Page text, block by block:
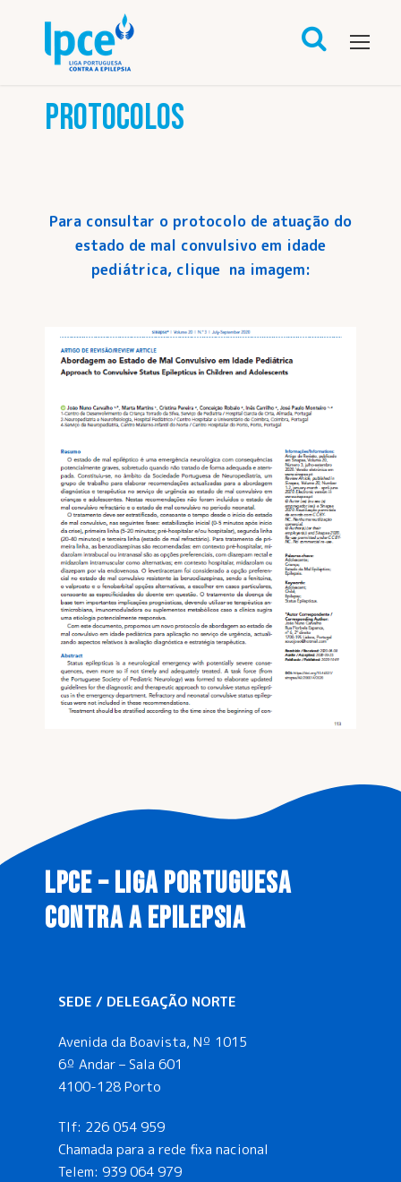
PROTOCOLOS
Para consultar o protocolo de atuação do
estado de mal convulsivo em idade
pediátrica, clique na imagem:
LPCE – LIGA PORTUGUESA
CONTRA A EPILEPSIA
SEDE / DELEGAÇÃO NORTE
Avenida da Boavista, Nº 1015
6º Andar – Sala 601
4100-128 Porto
Tlf: 226 054 959
Chamada para a rede fixa nacional
Telem: 939 064 979